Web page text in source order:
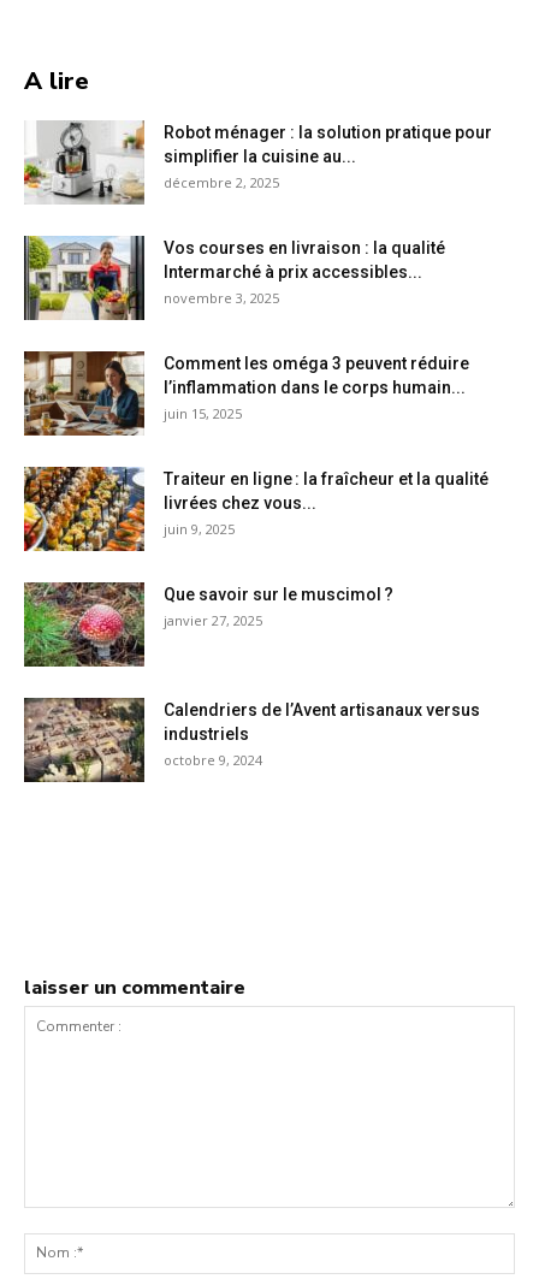
A lire
Robot ménager : la solution pratique pour
simplifier la cuisine au...
décembre 2, 2025
Vos courses en livraison : la qualité
Intermarché à prix accessibles...
novembre 3, 2025
Comment les oméga 3 peuvent réduire
l’inflammation dans le corps humain...
juin 15, 2025
Traiteur en ligne : la fraîcheur et la qualité
livrées chez vous...
juin 9, 2025
Que savoir sur le muscimol ?
janvier 27, 2025
Calendriers de l’Avent artisanaux versus
industriels
octobre 9, 2024
laisser un commentaire
:*